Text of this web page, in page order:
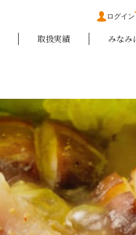
ログイン
取扱実績 みなみ